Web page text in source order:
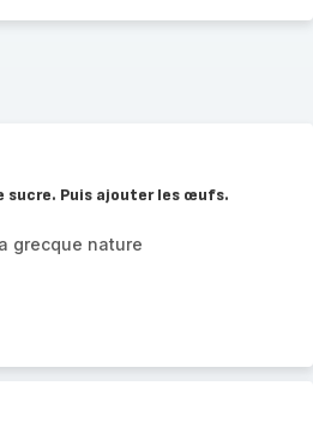
sucre. Puis ajouter les œufs.
grecque nature